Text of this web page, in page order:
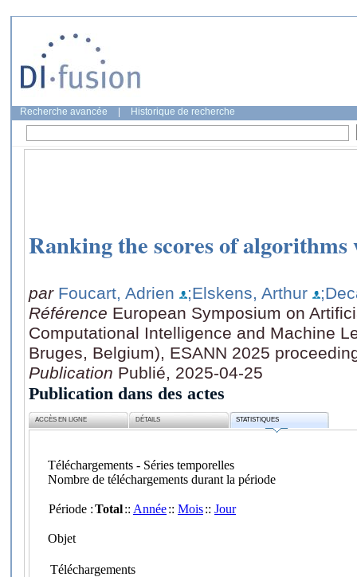
Recherche avancée Historique de recherche
Ranking the scores of
par Foucart, Adrien ;Elskens, Arthur
Référence European Symposium on
Computational Intelligence and Machine
Bruges, Belgium), ESANN 2025
Publication Publié, 2025-04-25
Publication dans des actes
ACCÈS EN LIGNE DÉTAILS STATISTIQUES